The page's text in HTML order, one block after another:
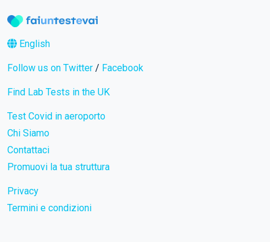
English
Follow us on Twitter / Facebook
Find Lab Tests in the UK
Test Covid in aeroporto
Chi Siamo
Contattaci
Promuovi la tua struttura
Privacy
Termini e condizioni